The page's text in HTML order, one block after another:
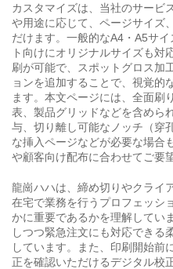
カスタマイズは、当社のサービ
や用途に応じて、ページサイズ
だけます。一般的なA4・A5サ
ト向けにオリジナルサイズも対
刷が可能で、スポットグロス加
ョンを追加することで、視覚的
ます。本文ページには、全面刷
表、製品グリッドなどを含めら
与、切り離し可能なノッチ（穿
な挿入ページなどが必要な場合
や顧客向け配布に合わせてご要
龍崗ハハは、締め切りやクライ
在宅で業務を行うプロフェッシ
かに重要であるかを理解してい
しつつ緊急注文にも対応できる
しています。また、印刷開始前
正を確認いただけるデジタル校